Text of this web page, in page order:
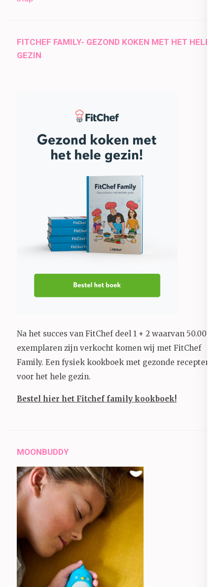
FITCHEF FAMILY- GEZOND KOKEN MET HET HELE
GEZIN
Na het succes van FitChef deel 1 + 2 waarvan 50.000+
exemplaren zijn verkocht komen wij met FitChef
Family. Een fysiek kookboek met gezonde recepten
voor het hele gezin.
Bestel hier het Fitchef family kookboek!
MOONBUDDY